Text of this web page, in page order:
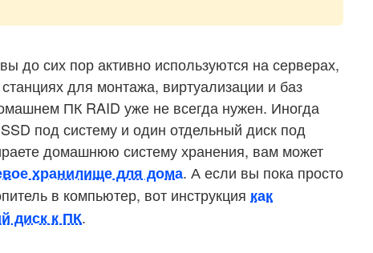
до сих пор активно используются на серверах,
для монтажа, виртуализации и баз
ПК RAID уже не всегда нужен. Иногда
под систему и один отдельный диск под
домашнюю систему хранения, вам может
хранилище для дома. А если вы пока просто
в компьютер, вот инструкция как
диск к ПК.